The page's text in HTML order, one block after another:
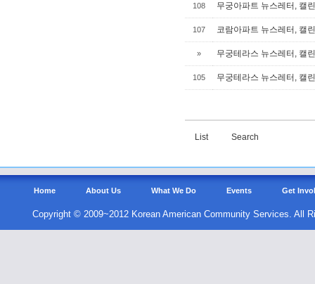
108 무궁아파트 뉴스레터, 캘
107 코람아파트 뉴스레터, 캘
» 무궁테라스 뉴스레터, 캘
105 무궁테라스 뉴스레터, 캘
List Search
Home About Us What We Do Events Get
Copyright © 2009~2012 Korean American Community Services. All